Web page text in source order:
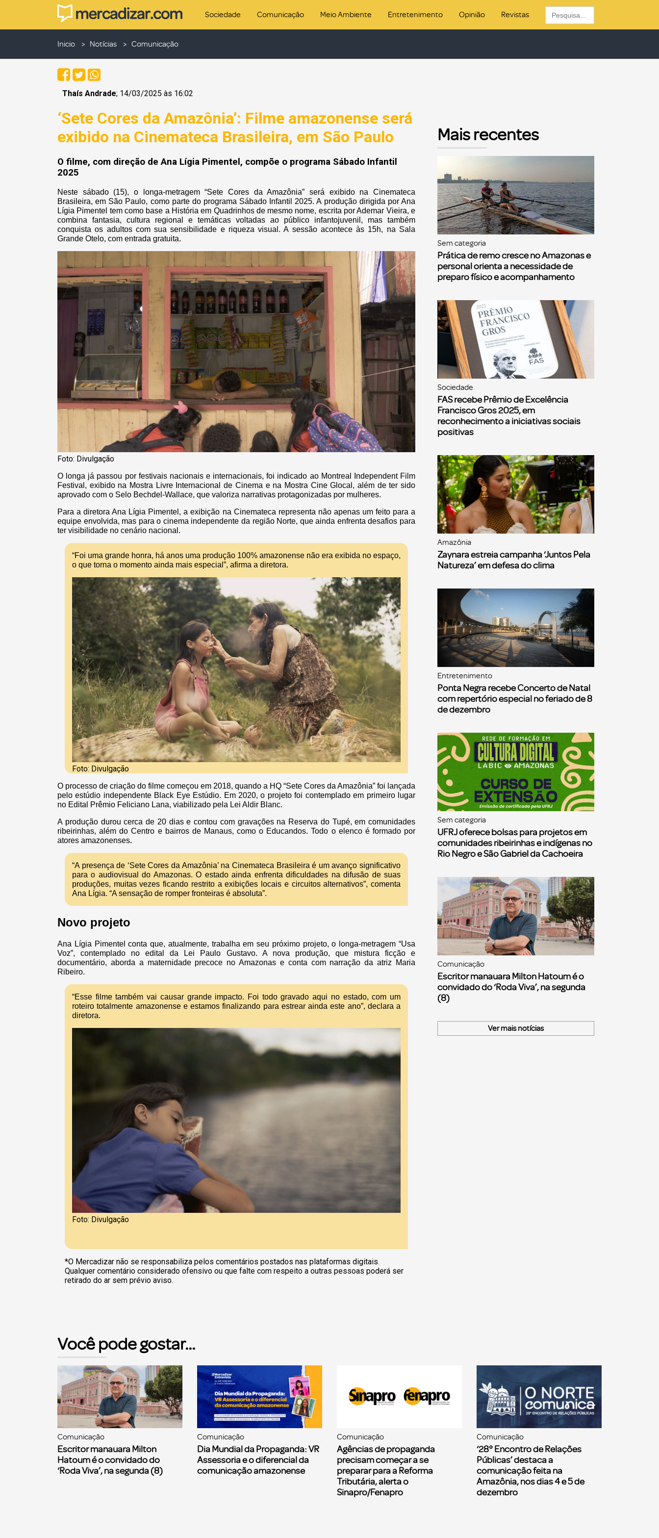
Sociedade Comunicação Meio Ambiente Entretenimento Opinião Revistas
Search
for:
Inicio Notícias Comunicação
Thaís Andrade; 14/03/2025 às 16:02
‘Sete Cores da Amazônia’: Filme amazonense será
exibido na Cinemateca Brasileira, em São Paulo
O filme, com direção de Ana Lígia Pimentel, compõe o programa Sábado Infantil
2025
Neste sábado (15), o longa-metragem “Sete Cores da Amazônia” será exibido na Cinemateca
Brasileira, em São Paulo, como parte do programa Sábado Infantil 2025. A produção dirigida por Ana
Lígia Pimentel tem como base a História em Quadrinhos de mesmo nome, escrita por Ademar Vieira, e
combina fantasia, cultura regional e temáticas voltadas ao público infantojuvenil, mas também
conquista os adultos com sua sensibilidade e riqueza visual. A sessão acontece às 15h, na Sala
Grande Otelo, com entrada gratuita.
Foto: Divulgação
O longa já passou por festivais nacionais e internacionais, foi indicado ao Montreal Independent Film
Festival, exibido na Mostra Livre Internacional de Cinema e na Mostra Cine Glocal, além de ter sido
aprovado com o Selo Bechdel-Wallace, que valoriza narrativas protagonizadas por mulheres.
Para a diretora Ana Lígia Pimentel, a exibição na Cinemateca representa não apenas um feito para a
equipe envolvida, mas para o cinema independente da região Norte, que ainda enfrenta desafios para
ter visibilidade no cenário nacional.
“Foi uma grande honra, há anos uma produção 100% amazonense não era exibida no espaço,
o que torna o momento ainda mais especial”, afirma a diretora.
Foto: Divulgação
O processo de criação do filme começou em 2018, quando a HQ “Sete Cores da Amazônia” foi lançada
pelo estúdio independente Black Eye Estúdio. Em 2020, o projeto foi contemplado em primeiro lugar
no Edital Prêmio Feliciano Lana, viabilizado pela Lei Aldir Blanc.
A produção durou cerca de 20 dias e contou com gravações na Reserva do Tupé, em comunidades
ribeirinhas, além do Centro e bairros de Manaus, como o Educandos. Todo o elenco é formado por
atores amazonenses.
“A presença de ‘Sete Cores da Amazônia’ na Cinemateca Brasileira é um avanço significativo
para o audiovisual do Amazonas. O estado ainda enfrenta dificuldades na difusão de suas
produções, muitas vezes ficando restrito a exibições locais e circuitos alternativos”, comenta
Ana Lígia. “A sensação de romper fronteiras é absoluta”.
Novo projeto
Ana Lígia Pimentel conta que, atualmente, trabalha em seu próximo projeto, o longa-metragem “Usa
Voz”, contemplado no edital da Lei Paulo Gustavo. A nova produção, que mistura ficção e
documentário, aborda a maternidade precoce no Amazonas e conta com narração da atriz Maria
Ribeiro.
“Esse filme também vai causar grande impacto. Foi todo gravado aqui no estado, com um
roteiro totalmente amazonense e estamos finalizando para estrear ainda este ano”, declara a
diretora.
Foto: Divulgação
*O Mercadizar não se responsabiliza pelos comentários postados nas plataformas digitais.
Qualquer comentário considerado ofensivo ou que falte com respeito a outras pessoas poderá ser
retirado do ar sem prévio aviso.
Mais recentes
Sem categoria
Prática de remo cresce no Amazonas e
personal orienta a necessidade de
preparo físico e acompanhamento
Sociedade
FAS recebe Prêmio de Excelência
Francisco Gros 2025, em
reconhecimento a iniciativas sociais
positivas
Amazônia
Zaynara estreia campanha ‘Juntos Pela
Natureza’ em defesa do clima
Entretenimento
Ponta Negra recebe Concerto de Natal
com repertório especial no feriado de 8
de dezembro
Sem categoria
UFRJ oferece bolsas para projetos em
comunidades ribeirinhas e indígenas no
Rio Negro e São Gabriel da Cachoeira
Comunicação
Escritor manauara Milton Hatoum é o
convidado do ‘Roda Viva’, na segunda
(8)
Ver mais notícias
Você pode gostar...
Comunicação
Escritor manauara Milton
Hatoum é o convidado do
‘Roda Viva’, na segunda (8)
Comunicação
Dia Mundial da Propaganda: VR
Assessoria e o diferencial da
comunicação amazonense
Comunicação
Agências de propaganda
precisam começar a se
preparar para a Reforma
Tributária, alerta o
Sinapro/Fenapro
Comunicação
‘28° Encontro de Relações
Públicas’ destaca a
comunicação feita na
Amazônia, nos dias 4 e 5 de
dezembro